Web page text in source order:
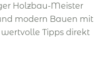
Holzbau-Meister
modern Bauen mit
wertvolle Tipps direkt